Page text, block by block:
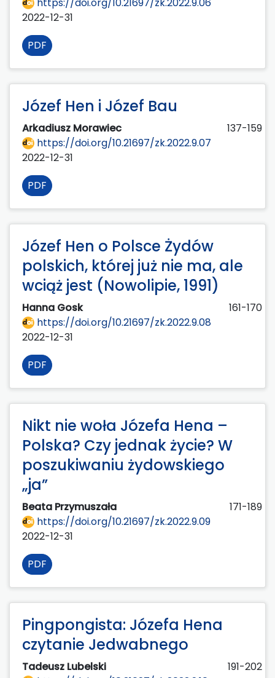
2022-12-31
PDF
Józef Hen i Józef Bau
Arkadiusz Morawiec
137-159
https://doi.org/10.21697/zk.2022.9.07
2022-12-31
PDF
Józef Hen o Polsce Żydów
polskich, której już nie ma, ale
wciąż jest (Nowolipie, 1991)
Hanna Gosk
161-170
https://doi.org/10.21697/zk.2022.9.08
2022-12-31
PDF
Nikt nie woła Józefa Hena –
Polska? Czy jednak życie? W
poszukiwaniu żydowskiego
„ja”
Beata Przymuszała
171-189
https://doi.org/10.21697/zk.2022.9.09
2022-12-31
PDF
Pingpongista: Józefa Hena
czytanie Jedwabnego
Tadeusz Lubelski
191-202